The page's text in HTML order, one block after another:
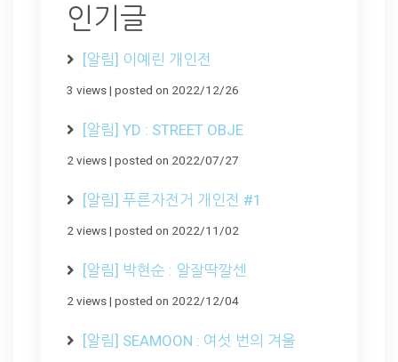
인기글
[알림] 이예린 개인전
3 views| posted on 2022/12/26
[알림] YD : STREET OBJE
2 views| posted on 2022/07/27
[알림] 푸른자전거 개인전 #1
2 views| posted on 2022/11/02
[알림] 박현순 : 알잘딱깔센
2 views| posted on 2022/12/04
[알림] SEAMOON : 여섯 번의 겨울